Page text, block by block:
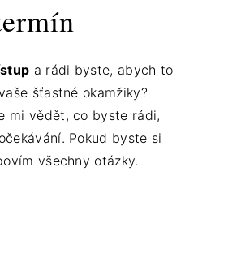
a rádi byste, abych to
šťastné okamžiky?
mi vědět, co byste rádi,
Pokud byste si
všechny otázky.